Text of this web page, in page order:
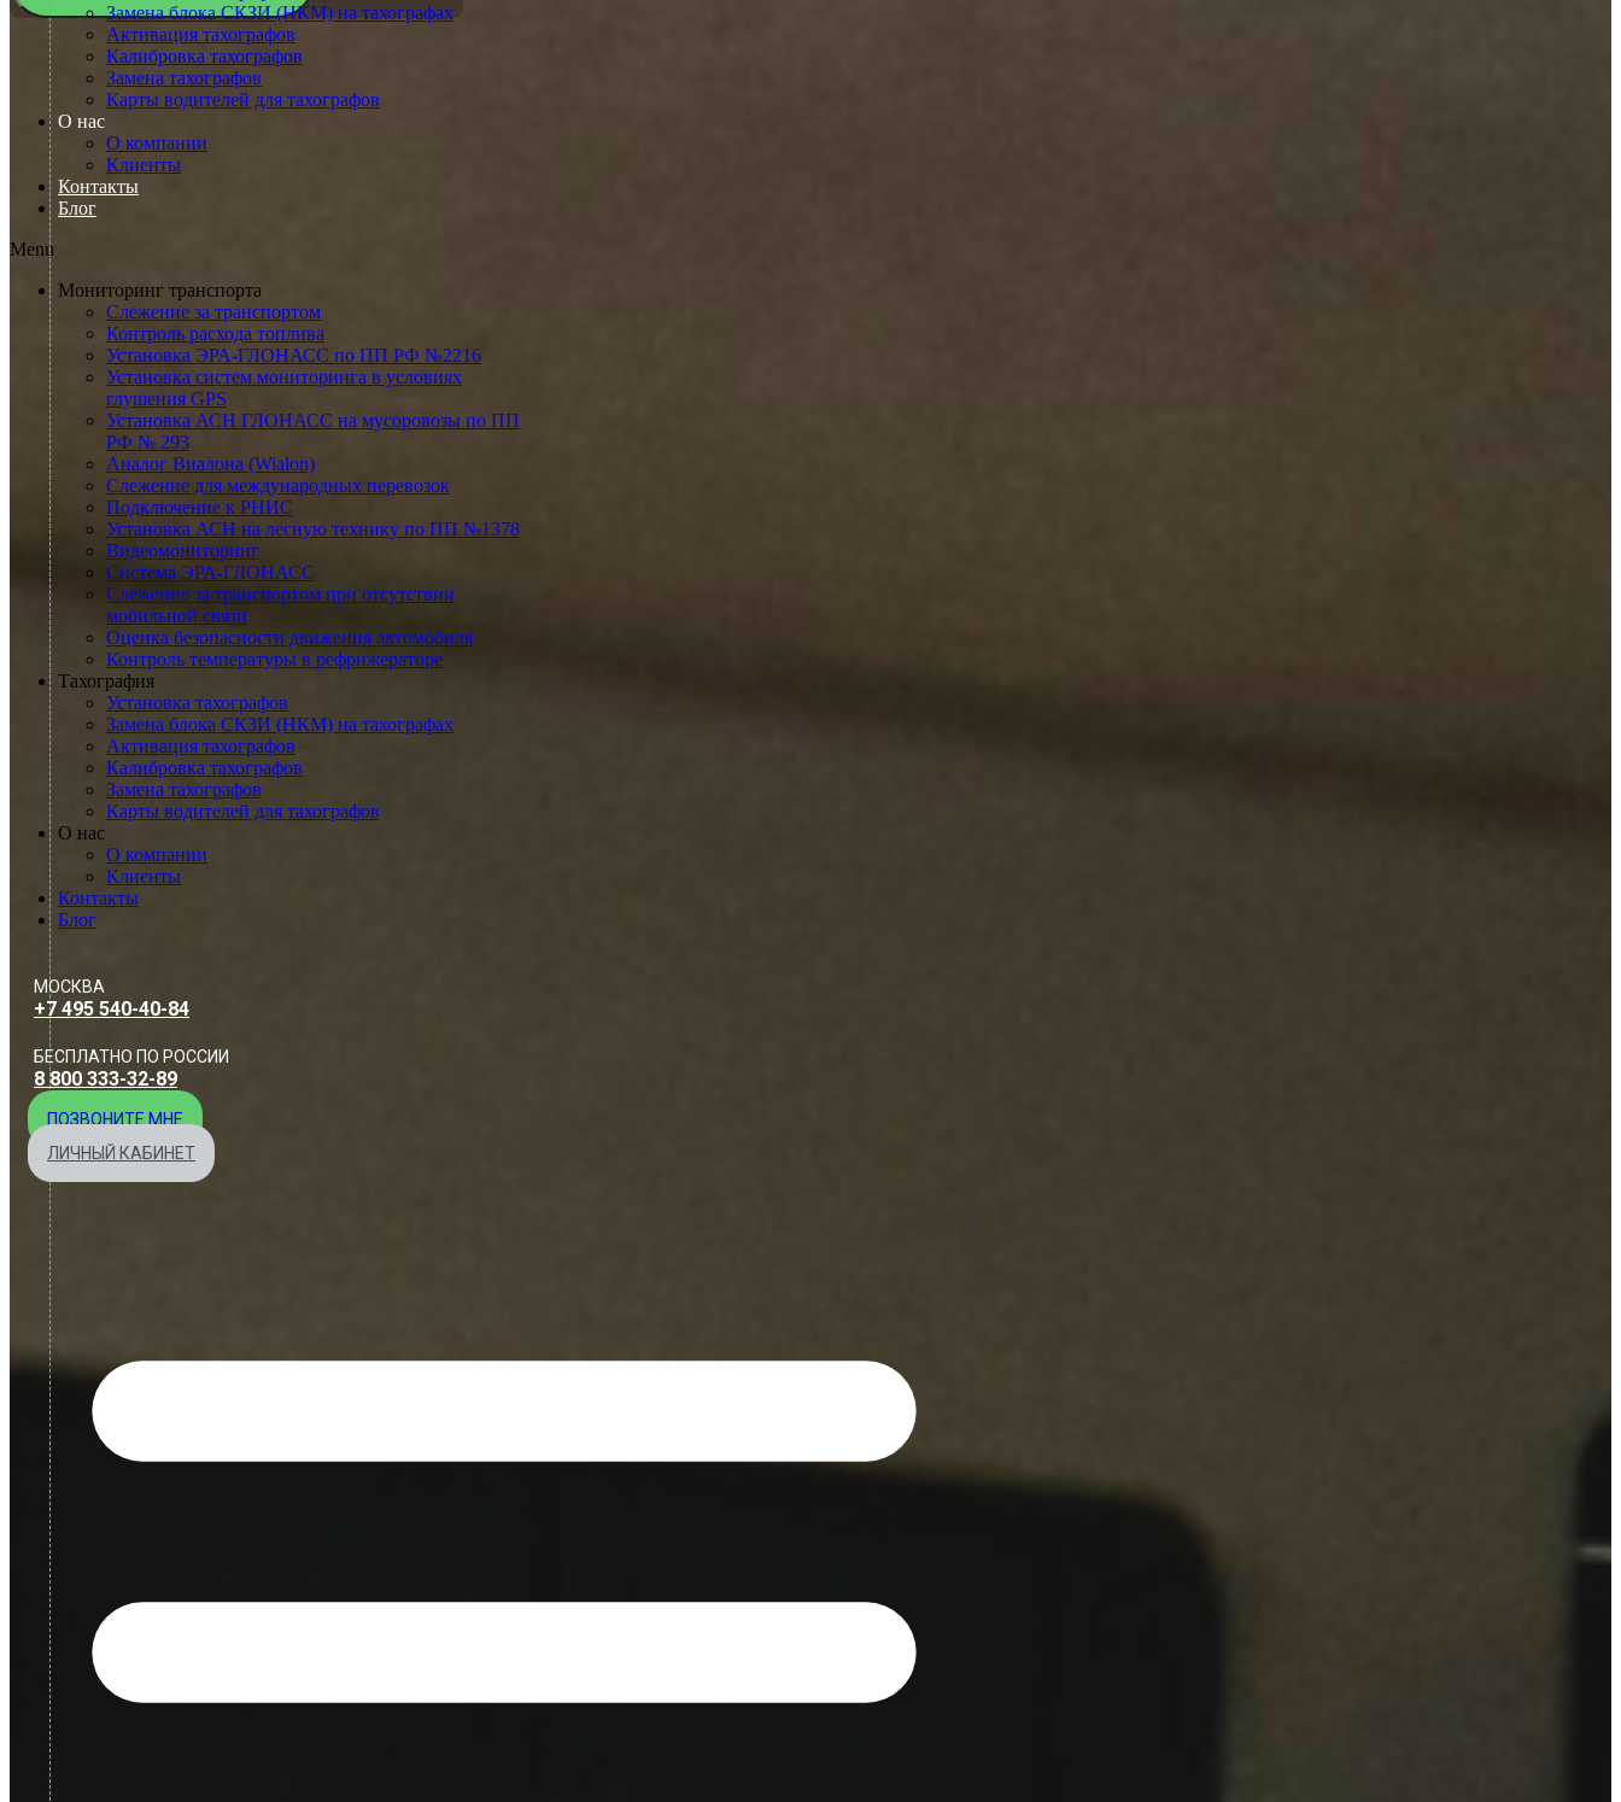
Замена блока СКЗИ (НКМ) на тахографах
Активация тахографов
Калибровка тахографов
Замена тахографов
Карты водителей для тахографов
О нас
О компании
Клиенты
Контакты
Блог
Menu
Мониторинг транспорта
Слежение за транспортом
Контроль расхода топлива
Установка ЭРА-ГЛОНАСС по ПП РФ №2216
Установка систем мониторинга в условиях
глушения GPS
Установка АСН ГЛОНАСС на мусоровозы по ПП
РФ № 293
Аналог Виалона (Wialon)
Слежение для международных перевозок
Подключение к РНИС
Установка АСН на лесную технику по ПП №1378
Видеомониторинг
Система ЭРА-ГЛОНАСС
Слежение за транспортом при отсутствии
мобильной связи
Оценка безопасности движения автомобиля
Контроль температуры в рефрижераторе
Тахография
Установка тахографов
Замена блока СКЗИ (НКМ) на тахографах
Активация тахографов
Калибровка тахографов
Замена тахографов
Карты водителей для тахографов
О нас
О компании
Клиенты
Контакты
Блог
МОСКВА
+7 495 540-40-84
БЕСПЛАТНО ПО РОССИИ
8 800 333-32-89
ПОЗВОНИТЕ МНЕ
ЛИЧНЫЙ КАБИНЕТ